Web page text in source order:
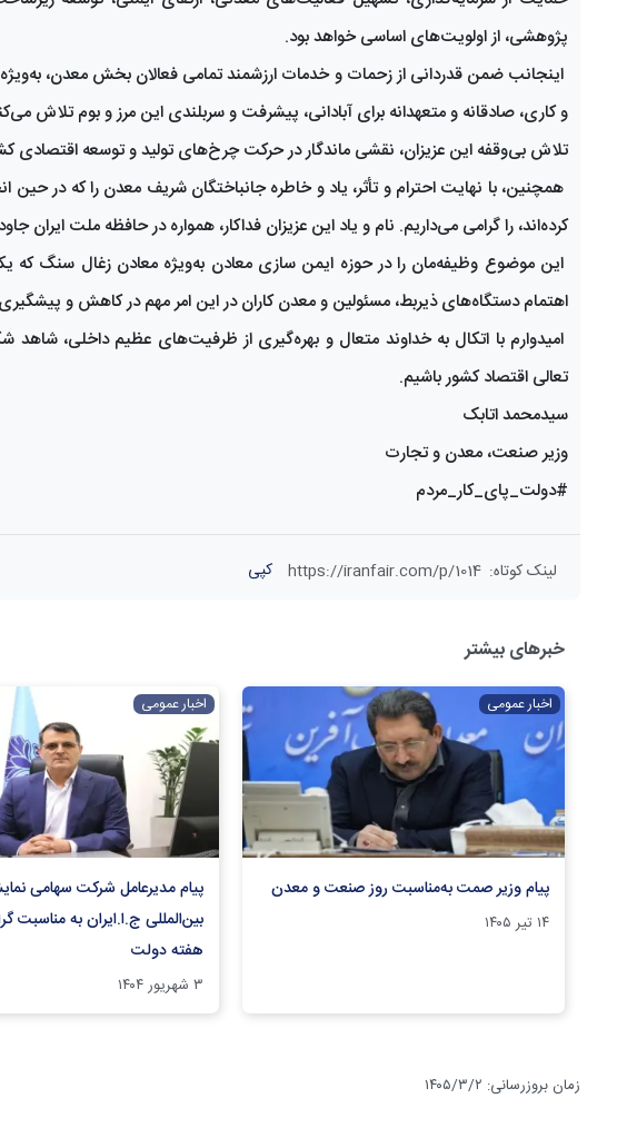
پژوهشی، از اولویت‌های اساسی خواهد بود.
اینجانب ضمن قدردانی از زحمات و خدمات ارزشمند تمامی فعالان بخش معدن،
و کاری، صادقانه و متعهدانه برای آبادانی، پیشرفت و سربلندی این مرز و بوم تلاش
تلاش بی‌وقفه این عزیزان، نقشی ماندگار در حرکت چرخ‌های تولید و توسعه اقتصادی
همچنین، با نهایت احترام و تأثر، یاد و خاطره جانباختگان شریف معدن را که در
کرده‌اند، را گرامی می‌داریم. نام و یاد این عزیزان فداکار، همواره در حافظه ملت ایران
این موضوع وظیفه‌مان را در حوزه ایمن سازی معادن به‌ویژه معادن زغال سنگ که
اهتمام دستگاه‌های ذیربط، مسئولین و معدن کاران در این امر مهم در کاهش و
امیدوارم با اتکال به خداوند متعال و بهره‌گیری از ظرفیت‌های عظیم داخلی،
تعالی اقتصاد کشور باشیم.
سیدمحمد اتابک
وزیر صنعت، معدن و تجارت
#دولت_پای_کار_مردم
لینک کوتاه:
https://iranfair.com/p/1014 کپی
خبرهای بیشتر
اخبار عمومی
پیام وزیر صمت به‌مناسبت روز صنعت و معدن
۱۴ تیر ۱۴۰۵
اخبار عمومی
پیام مدیرعامل شرکت سهامی
بین‌المللی ج.ا.ایران به مناسبت
هفته دولت
۳ شهریور ۱۴۰۴
زمان بروزرسانی: ۱۴۰۵/۳/۲